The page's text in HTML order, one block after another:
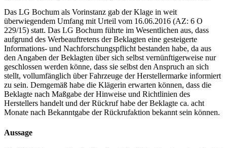
Das LG Bochum als Vorinstanz gab der Klage in weit
überwiegendem Umfang mit Urteil vom 16.06.2016 (AZ: 6 O
229/15) statt. Das LG Bochum führte im Wesentlichen aus, dass
aufgrund des Werbeauftretens der Beklagten eine gesteigerte
Informations- und Nachforschungspflicht bestanden habe, da aus
den Angaben der Beklagten über sich selbst vernünftigerweise nur
geschlossen werden könne, dass sie selbst den Anspruch an sich
stellt, vollumfänglich über Fahrzeuge der Herstellermarke informiert
zu sein. Demgemäß habe die Klägerin erwarten können, dass die
Beklagte nach Maßgabe der Hinweise und Richtlinien des
Herstellers handelt und der Rückruf habe der Beklagte ca. acht
Monate nach Bekanntgabe der Rückrufaktion bekannt sein können.
Aussage